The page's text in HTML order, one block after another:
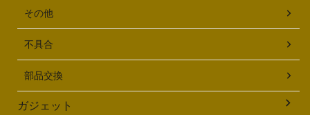
その他
不具合
部品交換
ガジェット